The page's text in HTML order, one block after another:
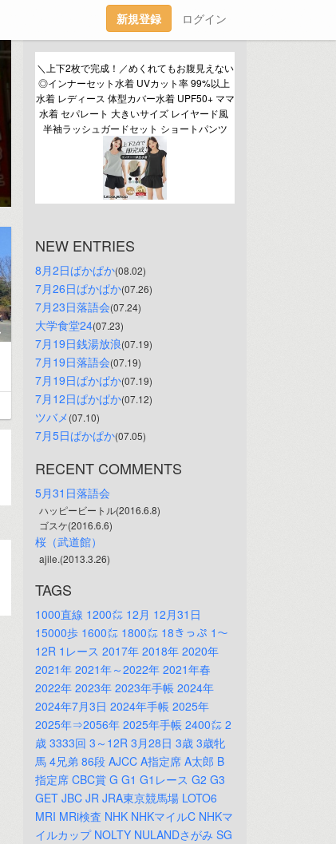
新規登録 ログイン
＼上下2枚で完成！／めくれてもお腹見えない
◎インナーセット水着 UVカット率 99%以上
水着 レディース 体型カバー水着 UPF50+ ママ
水着 セパレート 大きいサイズ レイヤード風
半袖ラッシュガードセット ショートパンツ
NEW ENTRIES
8月2日ぱかぱか(08.02)
7月26日ぱかぱか(07.26)
7月23日落語会(07.24)
大学食堂24(07.23)
7月19日銭湯放浪(07.19)
7月19日落語会(07.19)
7月19日ぱかぱか(07.19)
7月12日ぱかぱか(07.12)
ツバメ (07.10)
7月5日ぱかぱか(07.05)
RECENT COMMENTS
5月31日落語会
ハッピービートル(2016.6.8)
ゴスケ(2016.6.6)
桜（武道館）
ajile.(2013.3.26)
TAGS
1000直線 1200㍍ 12月 12月31日
15000歩 1600㍍ 1800㍍ 18きっぷ 1～
12R 1レース 2017年 2018年 2020年
2021年 2021年～2022年 2021年春
2022年 2023年 2023年手帳 2024年
2024年7月3日 2024年手帳 2025年
2025年⇒2056年 2025年手帳 2400㍍ 2
歳 3333回 3～12R 3月28日 3歳 3歳牝
馬 4兄弟 86段 AJCC A指定席 A太郎 B
指定席 CBC賞 G G1 G1レース G2 G3
GET JBC JR JRA東京競馬場 LOTO6
MRI MRi検査 NHK NHKマイルC NHKマ
イルカップ NOLTY NULANDさがみ SG